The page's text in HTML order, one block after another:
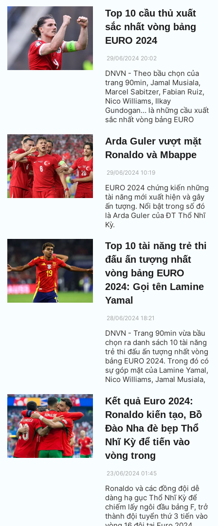
kết.
Top 10 cầu thủ xuất
sắc nhất vòng bảng
EURO 2024
29/06/2024 20:02
DNVN - Theo bầu chọn của
trang 90min, Jamal Musiala,
Marcel Sabitzer, Fabian Ruiz,
Nico Williams, Ilkay
Gundogan… là những cầu xuất
sắc nhất vòng bảng EURO
Arda Guler vượt mặt
Ronaldo và Mbappe
29/06/2024 10:19
EURO 2024 chứng kiến những
tài năng mới xuất hiện và gây
ấn tượng. Nổi bật trong số đó
là Arda Guler của ĐT Thổ Nhĩ
Kỳ.
Top 10 tài năng trẻ thi
đấu ấn tượng nhất
vòng bảng EURO
2024: Gọi tên Lamine
Yamal
28/06/2024 18:21
DNVN - Trang 90min vừa bầu
chọn ra danh sách 10 tài năng
trẻ thi đấu ấn tượng nhất vòng
bảng EURO 2024. Trong đó có
sự góp mặt của Lamine Yamal,
Nico Williams, Jamal Musiala,
Wirtz…
Kết quả Euro 2024:
Ronaldo kiến tạo, Bồ
Đào Nha đè bẹp Thổ
Nhĩ Kỳ để tiến vào
vòng trong
23/06/2024 01:45
Ronaldo và các đồng đội dễ
dàng hạ gục Thổ Nhĩ Kỳ để
chiếm lấy ngôi đầu bảng F, trở
thành đội tuyển thứ 3 tiến vào